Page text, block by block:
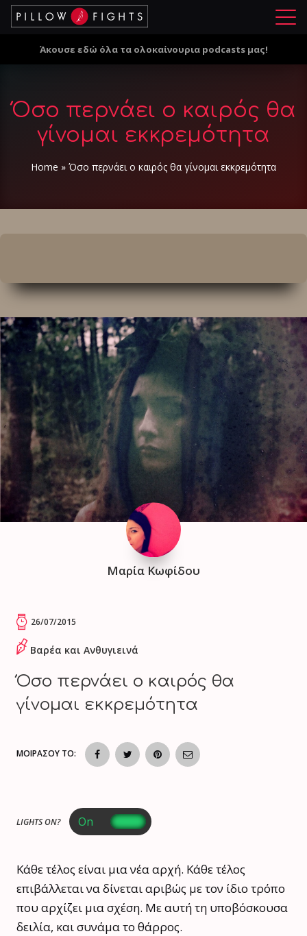
Μ
ο
Άκουσε εδώ όλα τα ολοκαίνουρια podcasts μας!
Όσο περνάει ο καιρός θα
γίνομαι εκκρεμότητα
Home » Όσο περνάει ο καιρός θα γίνομαι εκκρεμότητα
Μαρία Κωφίδου
26/07/2015
Βαρέα και Ανθυγιεινά
Όσο περνάει ο καιρός θα
γίνομαι εκκρεμότητα
ΜΟΙΡΑΣΟΥ ΤΟ:
LIGHTS ON?
Κάθε τέλος είναι μια νέα αρχή. Κάθε τέλος
επιβάλλεται να δίνεται αριβώς με τον ίδιο τρόπο
που αρχίζει μια σχέση. Με αυτή τη υποβόσκουσα
δειλία, και συνάμα το θάρρος.